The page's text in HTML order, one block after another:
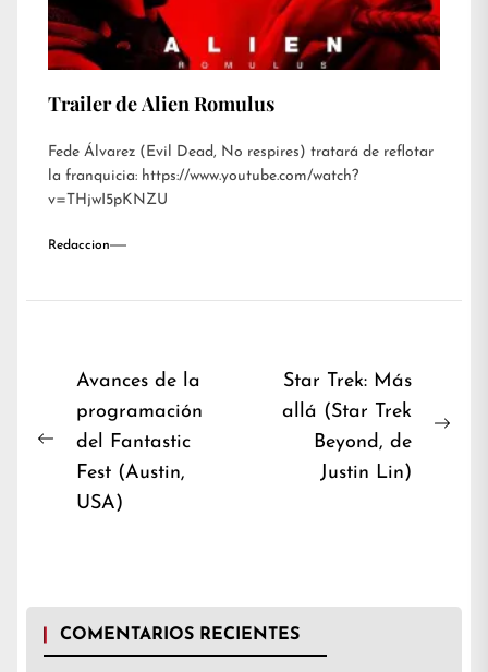
Trailer de Alien Romulus
Fede Álvarez (Evil Dead, No respires) tratará de reflotar
la franquicia: https://www.youtube.com/watch?
v=THjwI5pKNZU
Redaccion
Navegación
entradas
Previous
Avances de la
programación
del Fantastic
Fest (Austin,
USA)
Star Trek: Más
allá (Star Trek
Beyond, de
Justin Lin)
COMENTARIOS RECIENTES